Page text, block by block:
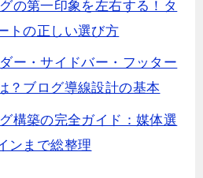
の第一印象を左右する！タ
トの正しい選び方
ー・サイドバー・フッター
？ブログ導線設計の基本
構築の完全ガイド：媒体選
ンまで総整理